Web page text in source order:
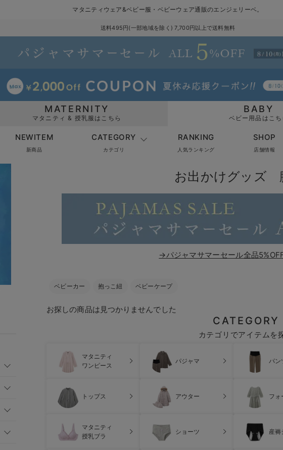
マタニティウェア&ベビー服・ベビーウェア通販のエンジェリーベ。
送料495円(一部地域を除く) 7,700円以上で送料無料
MATERNITY
マタニティ & 授乳服はこちら
BABY
ベビー用品はこち
NEWITEM
新商品
CATEGORY
カテゴリ
RANKING
人気ランキング
SHOP
店舗情報
お出かけグッズ
→パジャマサマーセール全品
ベビーカー 抱っこ紐 ベビーケープ
お探しの商品は見つかりませんでした
CATEGORY
カテゴリでアイテムを
マタニティ
ワンピース
パジャマ パン
トップス アウター フォ
マタニティ
授乳ブラ
ショーツ 産褥